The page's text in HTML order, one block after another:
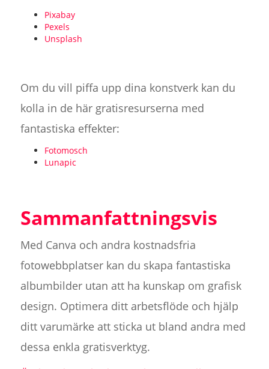
Pixabay
Pexels
Unsplash
Om du vill piffa upp dina konstverk kan du
kolla in de här gratisresurserna med
fantastiska effekter:
Fotomosch
Lunapic
Sammanfattningsvis
Med Canva och andra kostnadsfria
fotowebbplatser kan du skapa fantastiska
albumbilder utan att ha kunskap om grafisk
design. Optimera ditt arbetsflöde och hjälp
ditt varumärke att sticka ut bland andra med
dessa enkla gratisverktyg.